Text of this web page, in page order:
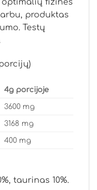
fizinės
produktas
Testų
4g porcijoje
3600 mg
3168 mg
400 mg
taurinas 10%.